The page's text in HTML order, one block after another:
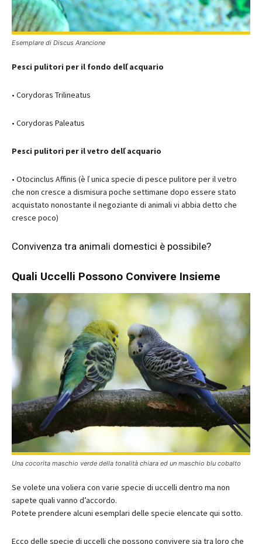
Esemplare di Discus Arancione
Pesci pulitori per il fondo delľ acquario
• Corydoras Trilineatus
• Corydoras Paleatus
Pesci pulitori per il vetro delľ acquario
• Otocinclus Affinis (è ľ unica specie di pesce pulitore per il vetro
che non cresce a dismisura poche settimane dopo essere stato
acquistato nonostante il negoziante di animali vi abbia detto che
cresce poco)
Convivenza tra animali domestici è possibile?
Quali Uccelli Possono Convivere Insieme
Una cocorita maschio verde della tonalità chiara ed un maschio blu cobalto
Se volete una voliera con varie specie di uccelli dentro ma non
sapete quali vanno d’accordo.
Potete prendere alcuni esemplari delle specie elencate qui sotto.
Ecco delle specie di uccelli che possono convivere sia tra loro che